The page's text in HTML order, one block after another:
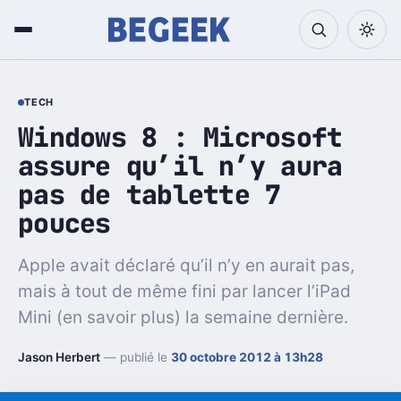
TECH
Windows 8 : Microsoft
assure qu’il n’y aura
pas de tablette 7
pouces
Apple avait déclaré qu’il n’y en aurait pas,
mais à tout de même fini par lancer l’iPad
Mini (en savoir plus) la semaine dernière.
Jason Herbert — publié le 30 octobre 2012 à 13h28